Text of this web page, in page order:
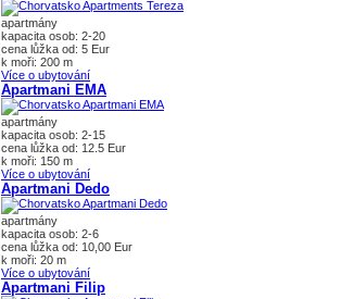
apartmány
kapacita osob: 2-20
cena lůžka od: 5 Eur
k moři: 200 m
Více o ubytování
Apartmani EMA
apartmány
kapacita osob: 2-15
cena lůžka od: 12.5 Eur
k moři: 150 m
Více o ubytování
Apartmani Dedo
apartmány
kapacita osob: 2-6
cena lůžka od: 10,00 Eur
k moři: 20 m
Více o ubytování
Apartmani Filip